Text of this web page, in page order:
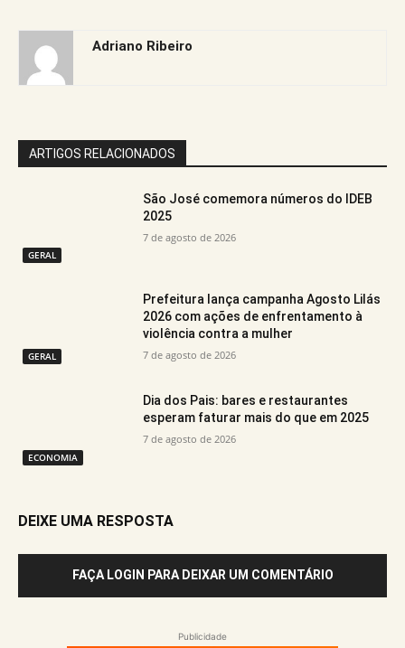
Adriano Ribeiro
ARTIGOS RELACIONADOS
GERAL
São José comemora números do IDEB
2025
7 de agosto de 2026
GERAL
Prefeitura lança campanha Agosto Lilás
2026 com ações de enfrentamento à
violência contra a mulher
7 de agosto de 2026
ECONOMIA
Dia dos Pais: bares e restaurantes
esperam faturar mais do que em 2025
7 de agosto de 2026
DEIXE UMA RESPOSTA
FAÇA LOGIN PARA DEIXAR UM COMENTÁRIO
Publicidade